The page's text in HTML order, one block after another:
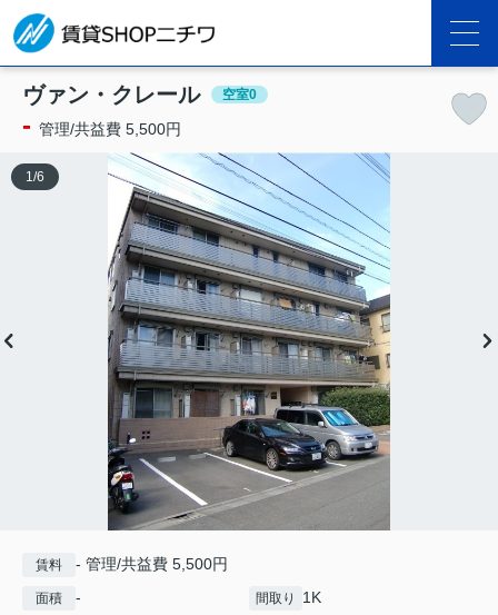
ヴァン・クレール 空室0
- 管理/共益費 5,500円
1 /6
賃料 - 管理/共益費 5,500円
面積 - 間取り 1K